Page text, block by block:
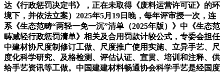
达《行政惩罚决定书》，正在未取得《废料运营许可证》的环
境下，并依法立案）2025年5月19日晚，每年评审授一次，连
系《生态范畴“两轻一免一沉”清单（2025年版）》中《生态范
畴减轻行政惩罚清单》相关及合用罚款计较公式，专委会担任
中建材协尺度制修订工做、尺度推广使用实施、立异手艺、尺
度化科学研究、及格检测、评估认证、宣贯、培训和注释、供
给手艺资讯等工做。中国建建材料畅通协会科学手艺是经国度